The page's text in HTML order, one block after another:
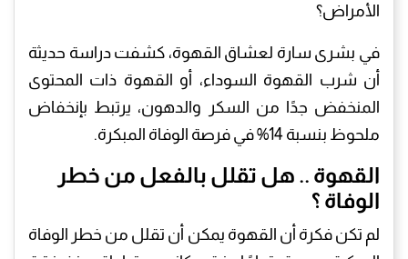
الأمراض؟
في بشرى سارة لعشاق القهوة، كشفت دراسة حديثة
أن شرب القهوة السوداء، أو القهوة ذات المحتوى
المنخفض جدًا من السكر والدهون، يرتبط بإنخفاض
ملحوظ بنسبة 14% في فرصة الوفاة المبكرة.
القهوة .. هل تقلل بالفعل من خطر
الوفاة ؟
لم تكن فكرة أن القهوة يمكن أن تقلل من خطر الوفاة